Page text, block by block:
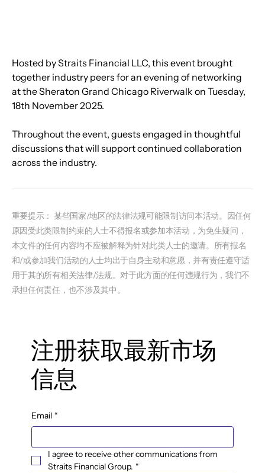
Hosted by Straits Financial LLC, this event brought
together industry peers for an evening of networking
at the Sheraton Grand Chicago Riverwalk on Tuesday,
18th November 2025.
Throughout the event, guests engaged in thoughtful
discussions that will support continued collaboration
across the industry.
重要提示： 某些国家/地区的法律法规可能限制访问本活动。因任何
原因受此类限制约束的人士不得报名或参加本活动，为免生疑问，
本文件的任何内容均不应被解释为针对此类人士的邀请。所有报名
和/或参加我们活动的人士均出于自身主动和意愿，并有责任遵守适
用于其的所有相关法律/法规。对于此方面的任何违规行为，我们不
承担任何责任，也不涉及其中。
注册获取最新市场
信息
Email *
I agree to receive other communications from
Straits Financial Group. *